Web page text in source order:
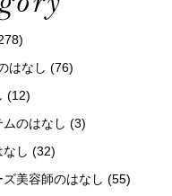
はなし (76)
(12)
のはなし (3)
なし (32)
美容師のはなし (55)